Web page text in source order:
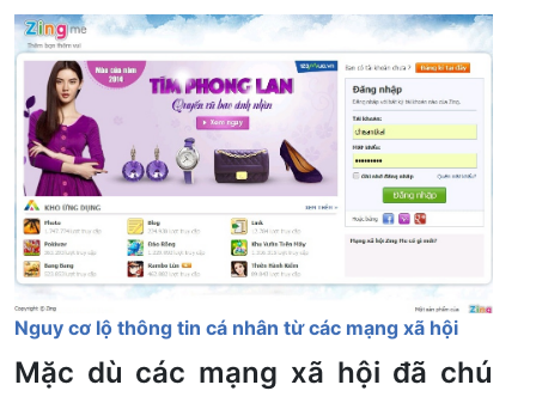
Nguy cơ lộ thông tin cá nhân từ các mạng xã hội
Mặc dù các mạng xã hội đã chú